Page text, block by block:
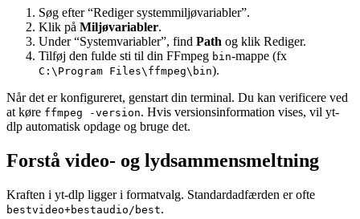
Søg efter “Rediger systemmiljøvariabler”.
Klik på Miljøvariabler.
Under “Systemvariabler”, find Path og klik Rediger.
Tilføj den fulde sti til din FFmpeg bin-mappe (fx
C:\Program Files\ffmpeg\bin).
Når det er konfigureret, genstart din terminal. Du kan verificere ved
at køre ffmpeg -version. Hvis versionsinformation vises, vil yt-
dlp automatisk opdage og bruge det.
Forstå video- og lydsammensmeltning
Kraften i yt-dlp ligger i formatvalg. Standardadfærden er ofte
bestvideo+bestaudio/best.